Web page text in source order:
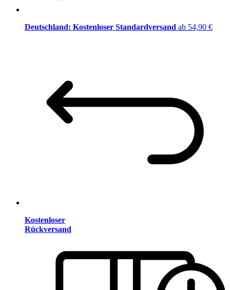
Deutschland: Kostenloser Standardversand ab 54,90 €
Kostenloser
Rückversand